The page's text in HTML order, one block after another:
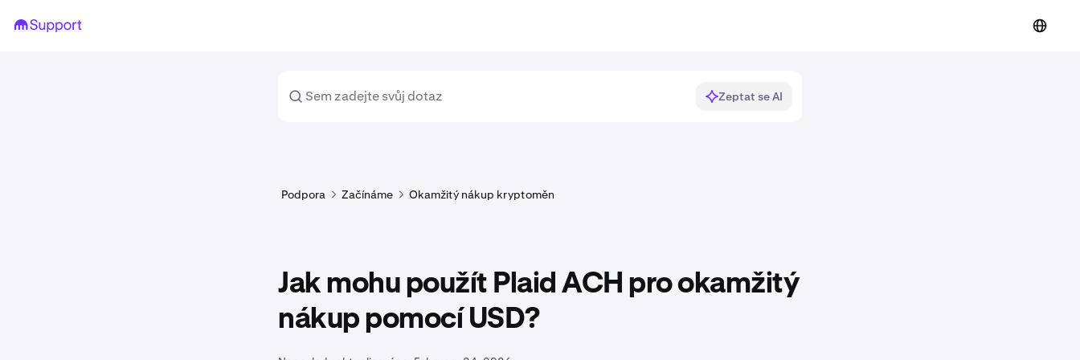
Zeptat se AI
Podpora Začínáme Okamžitý nákup kryptoměn
Jak mohu použít Plaid ACH pro okamžitý
nákup pomocí USD?